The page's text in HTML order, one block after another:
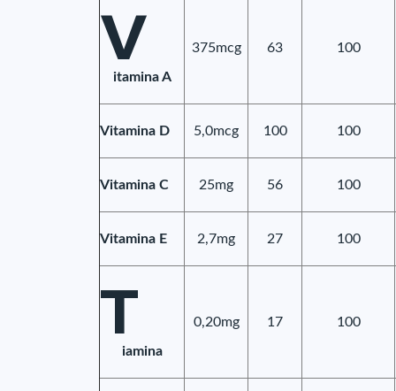
V
itamina A
375mcg 63 100
Vitamina D 5,0mcg 100 100
Vitamina C 25mg 56 100
Vitamina E 2,7mg 27 100
T
iamina
0,20mg 17 100